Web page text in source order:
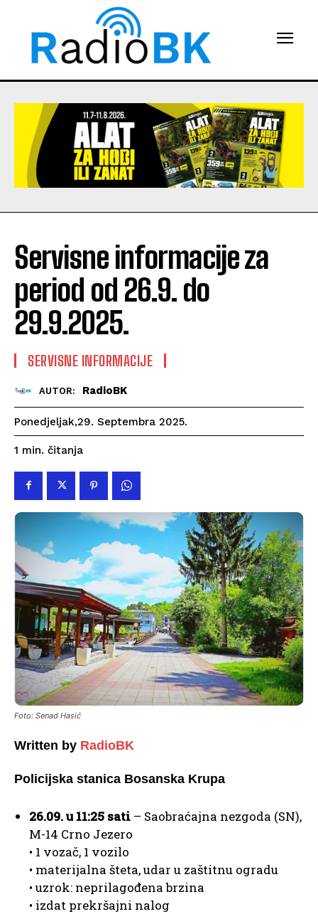
Servisne informacije za
period od 26.9. do
29.9.2025.
SERVISNE INFORMACIJE
AUTOR: RadioBK
Ponedjeljak,29. Septembra 2025.
1 min. čitanja
Foto: Senad Hasić
Written by RadioBK
Policijska stanica Bosanska Krupa
26.09. u 11:25 sati – Saobraćajna nezgoda (SN),
M-14 Crno Jezero
• 1 vozač, 1 vozilo
• materijalna šteta, udar u zaštitnu ogradu
• uzrok: neprilagođena brzina
• izdat prekršajni nalog